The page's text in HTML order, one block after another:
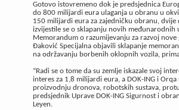
Gotovo istovremeno dok je predsjednica
do 800 milijardi eura ulaganja u obranu u
150 milijardi eura za zajedničku obranu,
izvijestile se o sklapanju novih međunarodnih
Memorandum o razumijevanju za razvoj
Đaković Specijalna objavili sklapanje
na održavanju borbenih oklopnih vozila,
“Radi se o tome da su zemlje iskazale svoj
interes za 1,8 milijardi eura, a DOK-ING i
proizvodnju dronova, robotskih sustava,
predsjednik Uprave DOK-ING Sigurnost i
Leyen.